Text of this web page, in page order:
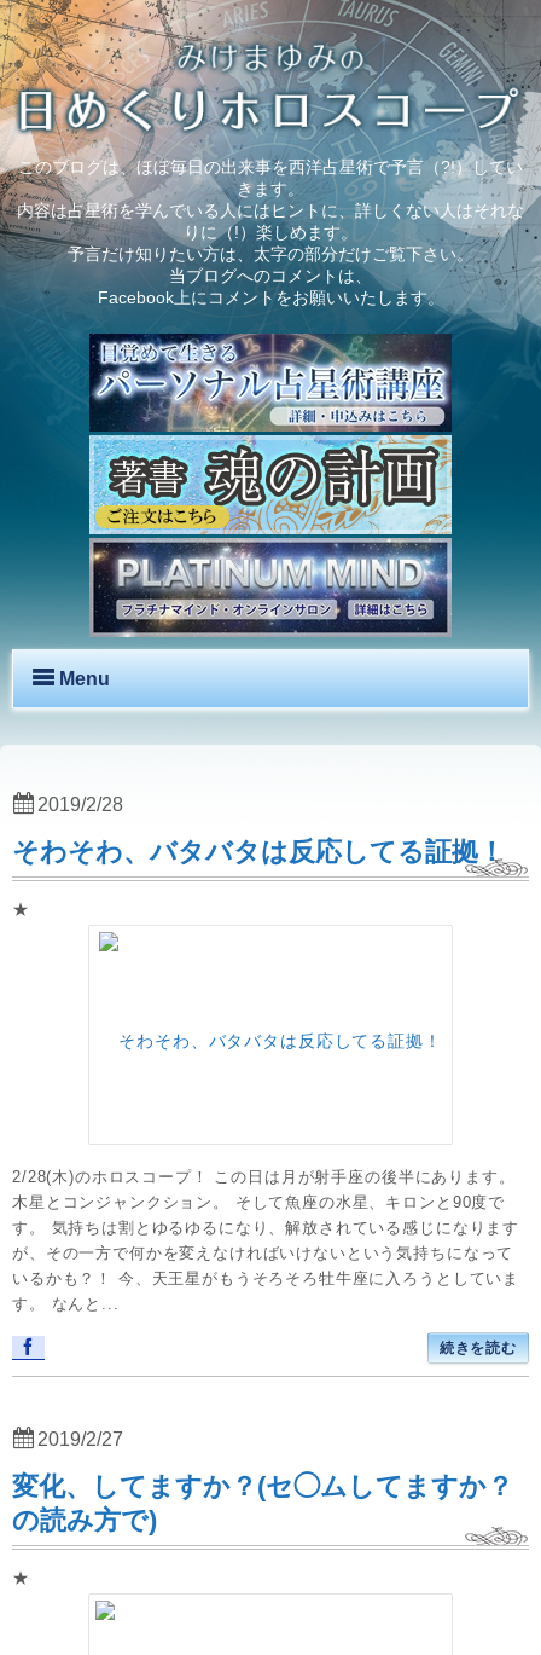
このブログは、ほぼ毎日の出来事を西洋占星術で予言（?!）してい
きます。
内容は占星術を学んでいる人にはヒントに、詳しくない人はそれな
りに（!）楽しめます。
予言だけ知りたい方は、太字の部分だけご覧下さい。
当ブログへのコメントは、
Facebook上にコメントをお願いいたします。
Menu
そわそわ、バタバタは反応してる証拠！
★
2/28(木)のホロスコープ！ この日は月が射手座の後半にあります。
木星とコンジャンクション。 そして魚座の水星、キロンと90度で
す。 気持ちは割とゆるゆるになり、解放されている感じになります
が、その一方で何かを変えなければいけないという気持ちになって
いるかも？！ 今、天王星がもうそろそろ牡牛座に入ろうとしていま
す。 なんと...
続きを読む
2019/2/28
変化、してますか？(セ◯ムしてますか？
の読み方で)
★
2019/2/27